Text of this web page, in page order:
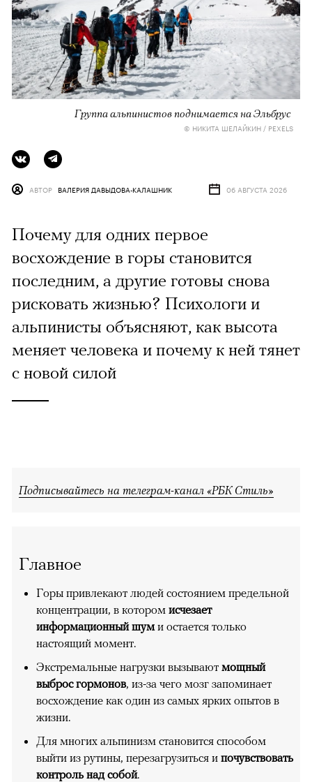
Группа альпинистов поднимается на Эльбрус
© НИКИТА ШЕЛАЙКИН / PEXELS
АВТОР ВАЛЕРИЯ ДАВЫДОВА-КАЛАШНИК 06 АВГУСТА 2026
Почему для одних первое
восхождение в горы становится
последним, а другие готовы снова
рисковать жизнью? Психологи и
альпинисты объясняют, как высота
меняет человека и почему к ней тянет
с новой силой
Подписывайтесь на телеграм-канал «РБК Стиль»
Главное
Горы привлекают людей состоянием предельной
концентрации, в котором исчезает
информационный шум и остается только
настоящий момент.
Экстремальные нагрузки вызывают мощный
выброс гормонов, из-за чего мозг запоминает
восхождение как один из самых ярких опытов в
жизни.
Для многих альпинизм становится способом
выйти из рутины, перезагрузиться и почувствовать
контроль над собой.